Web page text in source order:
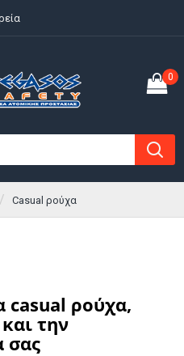
0
Casual ρούχα
casual ρούχα,
την
σας